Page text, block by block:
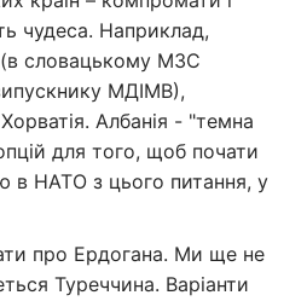
чудеса. Наприклад,
(в словацькому МЗС
МДІМВ),
Албанія - "темна
для того, щоб почати
в НАТО з цього питання, у
про Ердогана. Ми ще не
Туреччина. Варіанти